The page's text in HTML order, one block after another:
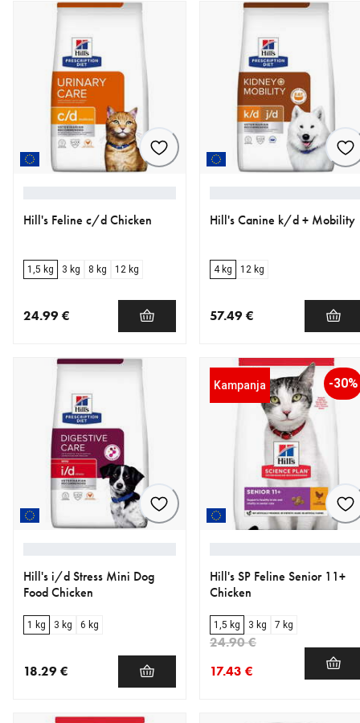
Hill's Feline c/d Chicken
1,5 kg 3 kg 8 kg 12 kg
24.99 €
Hill's Canine k/d + Mobility
4 kg 12 kg
57.49 €
Hill's i/d Stress Mini Dog
Food Chicken
1 kg 3 kg 6 kg
18.29 €
Kampanja -30%
Hill's SP Feline Senior 11+
Chicken
1,5 kg 3 kg 7 kg
17.43 €
24.90 €